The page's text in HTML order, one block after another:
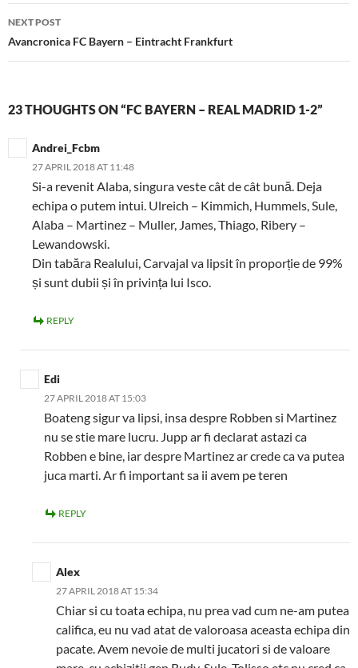
NEXT POST
Avancronica FC Bayern – Eintracht Frankfurt
23 THOUGHTS ON “FC BAYERN – REAL MADRID 1-2”
Andrei_Fcbm
27 APRIL 2018 AT 11:48
Si-a revenit Alaba, singura veste cât de cât bună. Deja
echipa o putem intui. Ulreich – Kimmich, Hummels, Sule,
Alaba – Martinez – Muller, James, Thiago, Ribery –
Lewandowski.
Din tabăra Realului, Carvajal va lipsit în proporție de 99%
și sunt dubii și în privința lui Isco.
REPLY
Edi
27 APRIL 2018 AT 15:03
Boateng sigur va lipsi, insa despre Robben si Martinez
nu se stie mare lucru. Jupp ar fi declarat astazi ca
Robben e bine, iar despre Martinez ar crede ca va putea
juca marti. Ar fi important sa ii avem pe teren
REPLY
Alex
27 APRIL 2018 AT 15:34
Chiar si cu toata echipa, nu prea vad cum ne-am putea
califica, eu nu vad atat de valoroasa aceasta echipa din
pacate. Avem nevoie de multi jucatori si de valoare